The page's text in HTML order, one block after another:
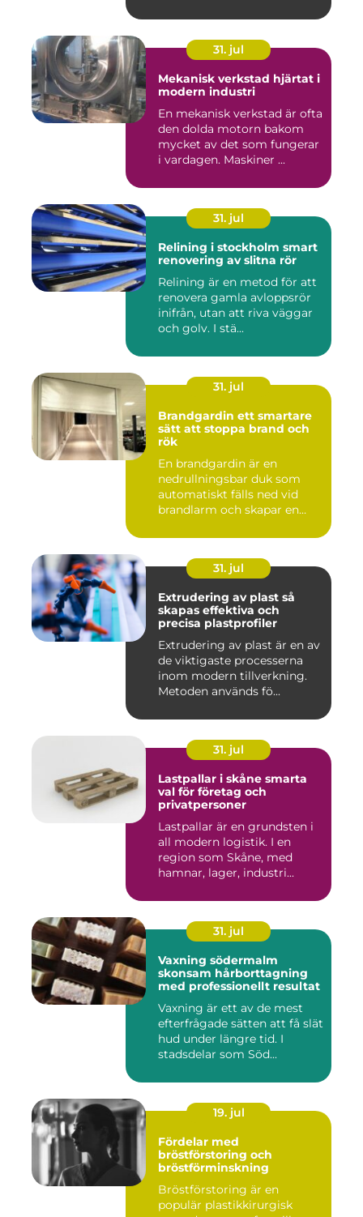
31. jul
Mekanisk verkstad hjärtat i
modern industri
En mekanisk verkstad är ofta
den dolda motorn bakom
mycket av det som fungerar
i vardagen. Maskiner ...
31. jul
Relining i stockholm smart
renovering av slitna rör
Relining är en metod för att
renovera gamla avloppsrör
inifrån, utan att riva väggar
och golv. I stä...
31. jul
Brandgardin ett smartare
sätt att stoppa brand och
rök
En brandgardin är en
nedrullningsbar duk som
automatiskt fälls ned vid
brandlarm och skapar en
31. jul
Extrudering av plast så
skapas effektiva och
precisa plastprofiler
Extrudering av plast är en av
de viktigaste processerna
inom modern tillverkning.
Metoden används fö...
31. jul
Lastpallar i skåne smarta
val för företag och
privatpersoner
Lastpallar är en grundsten i
all modern logistik. I en
region som Skåne, med
hamnar, lager, industri...
31. jul
Vaxning södermalm
skonsam hårborttagning
med professionellt resultat
Vaxning är ett av de mest
efterfrågade sätten att få slät
hud under längre tid. I
stadsdelar som Söd...
19. jul
Fördelar med
bröstförstoring och
bröstförminskning
Bröstförstoring är en
populär plastikkirurgisk